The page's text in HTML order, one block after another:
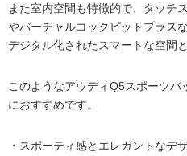
また室内空間も特徴的で、タッチ
やバーチャルコックピットプラス
デジタル化されたスマートな空間
このようなアウディQ5スポーツ
におすすめです。
・スポーティ感とエレガントなデ